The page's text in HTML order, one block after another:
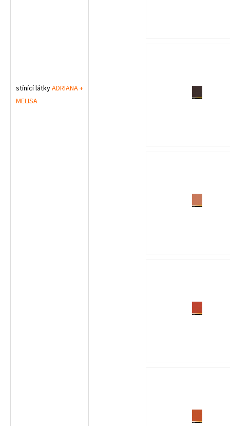
stínící látkyADRIANA +
MELISA